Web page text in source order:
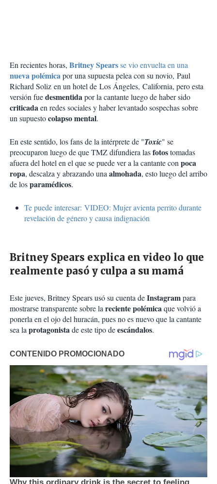
En recientes horas, Britney Spearsse vio envuelta en una
nueva polémicapor una supuesta pelea con su novio, Paul
Richard Soliz en un hotel de Los Ángeles, California, pero esta
versión fuedesmentidapor la cantante luego de haber sido
criticadaen redes sociales y haber levantado sospechas sobre
un supuestocolapso mental.
En este sentido, los fans de la intérprete de "Toxic" se
preocuparon luego de que TMZ difundiera lasfotostomadas
afuera del hotel en el que se puede ver a la cantante conpoca
ropa, descalza y abrazando unaalmohada, esto luego del arribo
de losparamédicos.
Te puede interesar: VIDEO: Mujer avienta perrito durante
revelación de género y causa indignación
Britney Spears explica en video lo que
realmente pasó y culpa a su mamá
Este jueves, Britney Spears usó su cuenta deInstagrampara
mostrarse transparente sobre lareciente polémicaque volvió a
ponerla en el ojo del huracán, pues no es nuevo que la cantante
sea laprotagonistade este tipo deescándalos.